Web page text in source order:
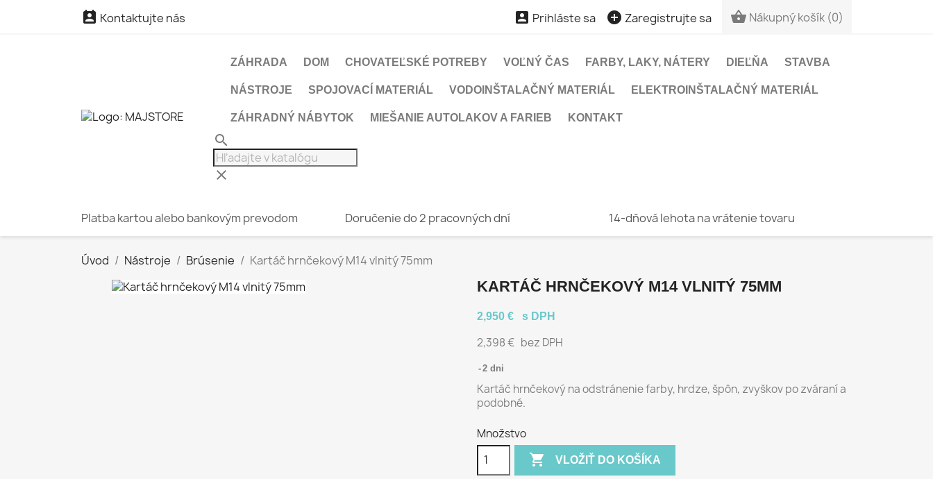
 Kontaktujte nás  Prihláste sa  Zaregistrujte sa  Nákupný košík (0)
ZÁHRADA DOM CHOVATEĽSKÉ POTREBY VOĽNÝ ČAS FARBY, LAKY, NÁTERY DIEĽŇA STAVBA
NÁSTROJE SPOJOVACÍ MATERIÁL VODOINŠTALAČNÝ MATERIÁL ELEKTROINŠTALAČNÝ MATERIÁL
ZÁHRADNÝ NÁBYTOK MIEŠANIE AUTOLAKOV A FARIEB KONTAKT
search
clear
Platba kartou alebo bankovým prevodom Doručenie do 2 pracovných dní 14-dňová lehota na vrátenie tovaru
Úvod Nástroje Brúsenie Kartáč hrnčekový M14 vlnitý 75mm
KARTÁČ HRNČEKOVÝ M14 VLNITÝ 75MM
2,950 € s DPH
2,398 € bez DPH
2 dni
Kartáč hrnčekový na odstránenie farby, hrdze, špôn, zvyškov po zváraní a
podobné.
Množstvo
 VLOŽIŤ DO KOŠÍKA